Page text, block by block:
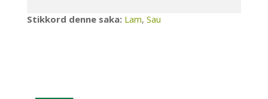
Stikkord denne saka: Lam, Sau